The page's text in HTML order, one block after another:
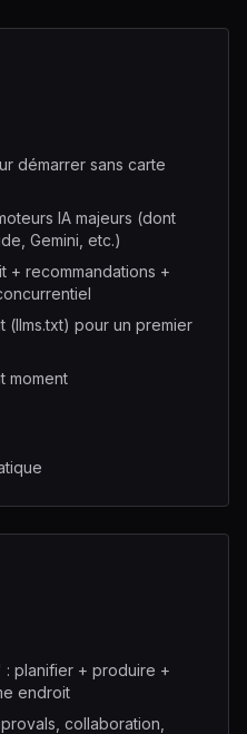
démarrer sans carte
IA majeurs (dont
Gemini, etc.)
+ recommandations +
(llms.txt) pour un premier
moment
planifier + produire +
endroit
collaboration,